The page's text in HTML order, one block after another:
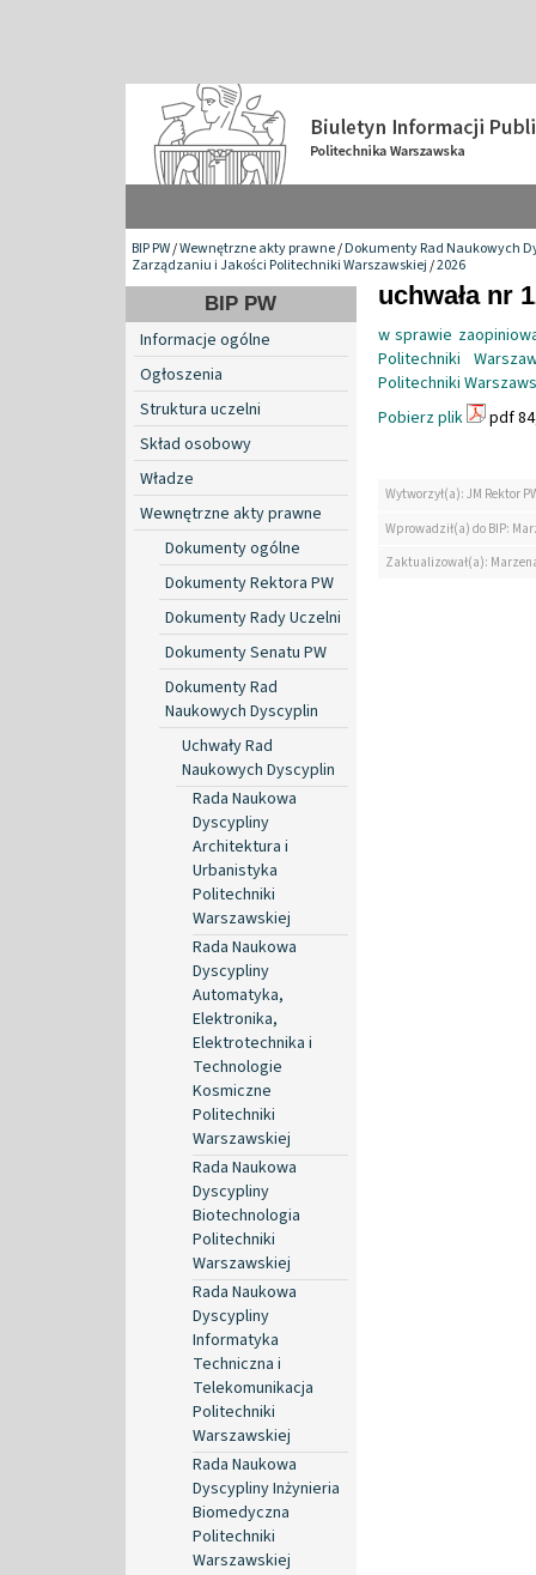
BIP PW/Wewnętrzne akty prawne/Dokumenty Rad Naukowych
Zarządzaniu i Jakości Politechniki Warszawskiej/2026
BIP PW
Informacje ogólne
Ogłoszenia
Struktura uczelni
Skład osobowy
Władze
Wewnętrzne akty prawne
Dokumenty ogólne
Dokumenty Rektora PW
Dokumenty Rady Uczelni
Dokumenty Senatu PW
Dokumenty Rad
Naukowych Dyscyplin
Uchwały Rad
Naukowych Dyscyplin
Rada Naukowa
Dyscypliny
Architektura i
Urbanistyka
Politechniki
Warszawskiej
Rada Naukowa
Dyscypliny
Automatyka,
Elektronika,
Elektrotechnika i
Technologie
Kosmiczne
Politechniki
Warszawskiej
Rada Naukowa
Dyscypliny
Biotechnologia
Politechniki
Warszawskiej
Rada Naukowa
Dyscypliny
Informatyka
Techniczna i
Telekomunikacja
Politechniki
Warszawskiej
Rada Naukowa
Dyscypliny Inżynieria
Biomedyczna
Politechniki
Warszawskiej
uchwała nr
w sprawie
Politechniki
Politechniki
Pobierz plik
pdf
Wytworzył(a): JM Rektor
Wprowadził(a) do BIP:
Zaktualizował(a):